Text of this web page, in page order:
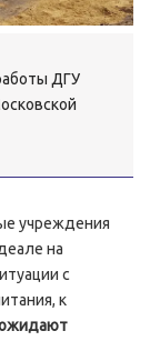
ДГУ
учреждения
на
с
к